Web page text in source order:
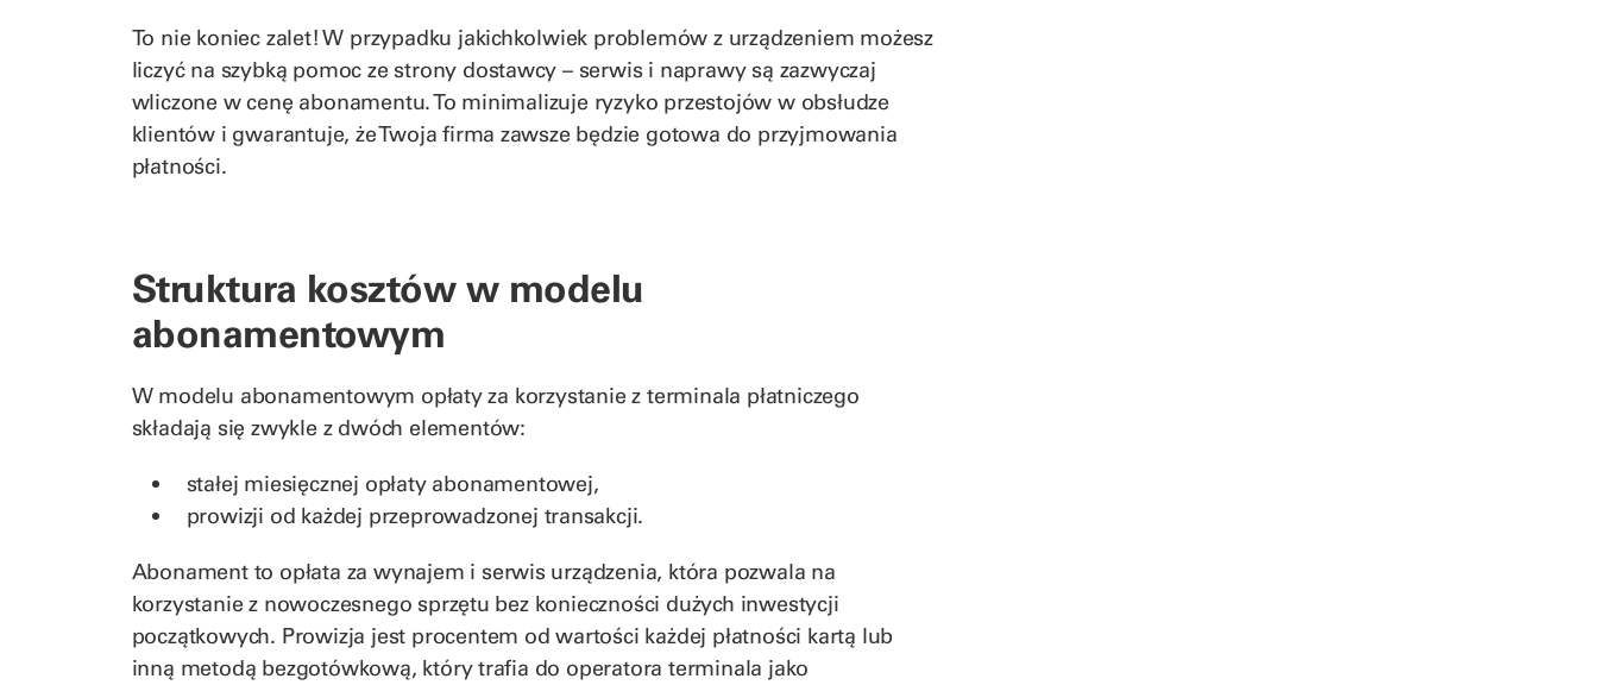
To nie koniec zalet! W przypadku jakichkolwiek problemów z urządzeniem możesz
liczyć na szybką pomoc ze strony dostawcy – serwis i naprawy są zazwyczaj
wliczone w cenę abonamentu. To minimalizuje ryzyko przestojów w obsłudze
klientów i gwarantuje, że Twoja firma zawsze będzie gotowa do przyjmowania
płatności.
Struktura kosztów w modelu
abonamentowym
W modelu abonamentowym opłaty za korzystanie z terminala płatniczego
składają się zwykle z dwóch elementów:
stałej miesięcznej opłaty abonamentowej,
prowizji od każdej przeprowadzonej transakcji.
Abonament to opłata za wynajem i serwis urządzenia, która pozwala na
korzystanie z nowoczesnego sprzętu bez konieczności dużych inwestycji
początkowych. Prowizja jest procentem od wartości każdej płatności kartą lub
inną metodą bezgotówkową, który trafia do operatora terminala jako